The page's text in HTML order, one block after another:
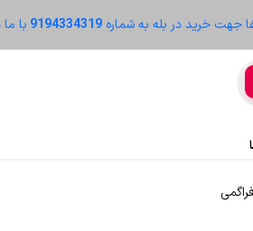
جهت خرید در بله به شماره9194334319 با